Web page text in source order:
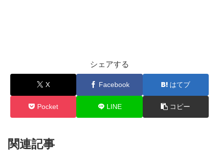
シェアする
X Facebook はてブ
Pocket LINE コピー
関連記事